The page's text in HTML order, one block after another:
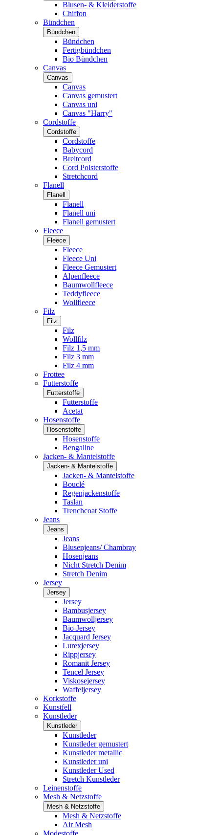
Blusen- & Kleiderstoffe
Chiffon
Bündchen
Bündchen
Bündchen
Fertigbündchen
Bio Bündchen
Canvas
Canvas
Canvas
Canvas gemustert
Canvas uni
Canvas "Harry"
Cordstoffe
Cordstoffe
Cordstoffe
Babycord
Breitcord
Cord Polsterstoffe
Stretchcord
Flanell
Flanell
Flanell
Flanell uni
Flanell gemustert
Fleece
Fleece
Fleece
Fleece Uni
Fleece Gemustert
Alpenfleece
Baumwollfleece
Teddyfleece
Wollfleece
Filz
Filz
Filz
Wollfilz
Filz 1,5 mm
Filz 3 mm
Filz 4 mm
Frottee
Futterstoffe
Futterstoffe
Futterstoffe
Acetat
Hosenstoffe
Hosenstoffe
Hosenstoffe
Bengaline
Jacken- & Mantelstoffe
Jacken- & Mantelstoffe
Jacken- & Mantelstoffe
Bouclé
Regenjackenstoffe
Taslan
Trenchcoat Stoffe
Jeans
Jeans
Jeans
Blusenjeans/ Chambray
Hosenjeans
Nicht Stretch Denim
Stretch Denim
Jersey
Jersey
Jersey
Bambusjersey
Baumwolljersey
Bio-Jersey
Jacquard Jersey
Lurexjersey
Rippjersey
Romanit Jersey
Tencel Jersey
Viskosejersey
Waffeljersey
Korkstoffe
Kunstfell
Kunstleder
Kunstleder
Kunstleder
Kunstleder gemustert
Kunstleder metallic
Kunstleder uni
Kunstleder Used
Stretch Kunstleder
Leinenstoffe
Mesh & Netzstoffe
Mesh & Netzstoffe
Mesh & Netzstoffe
Air Mesh
Modestoffe